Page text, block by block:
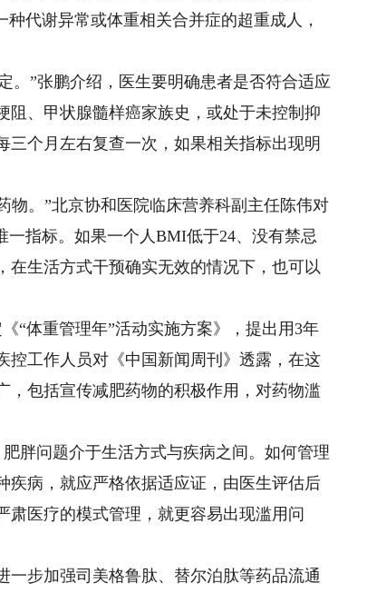
代谢异常或体重相关合并症的超重成人，
”张鹏介绍，医生要明确患者是否符合适应
、甲状腺髓样癌家族史，或处于未控制抑
个月左右复查一次，如果相关指标出现明
。”北京协和医院临床营养科副主任陈伟对
一指标。如果一个人BMI低于24、没有禁忌
生活方式干预确实无效的情况下，也可以
体重管理年”活动实施方案》，提出用3年
控工作人员对《中国新闻周刊》透露，在这
，包括宣传减肥药物的积极作用，对药物滥
胖问题介于生活方式与疾病之间。如何管理
疾病，就应严格依据适应证，由医生评估后
医疗的模式管理，就更容易出现滥用问
步加强司美格鲁肽、替尔泊肽等药品流通